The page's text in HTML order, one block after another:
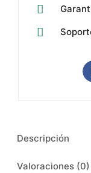
Descripción
Valoraciones (0)